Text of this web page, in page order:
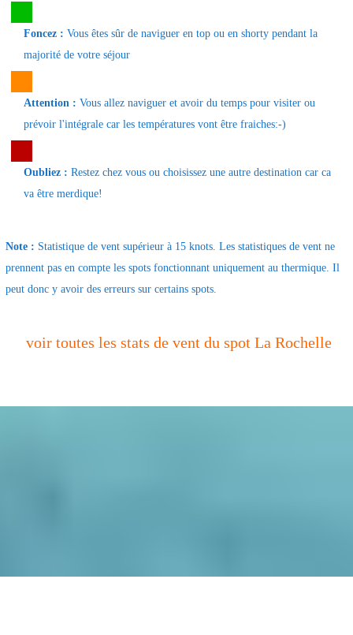
Foncez :Vous êtes sûr de naviguer en top ou en shorty pendant la
majorité de votre séjour
Attention :Vous allez naviguer et avoir du temps pour visiter ou
prévoir l'intégrale car les températures vont être fraiches:-)
Oubliez :Restez chez vous ou choisissez une autre destination car ca
va être merdique!
Note : Statistique de vent supérieur à 15 knots. Les statistiques de vent ne
prennent pas en compte les spots fonctionnant uniquement au thermique. Il
peut donc y avoir des erreurs sur certains spots.
voir toutes les stats de vent du spot La Rochelle